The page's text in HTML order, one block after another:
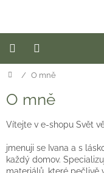
Novinky
Hotové
dveře
Domů
/ O mně
O mně
Vítejte v e-shopu Svět
jmenuji se Ivana a s
každý domov.